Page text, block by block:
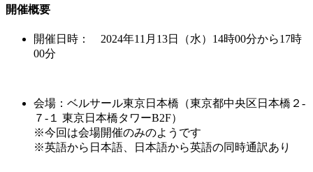
開催概要
開催日時： 2024年11月13日（水）14時00分から17時
00分
会場：ベルサール東京日本橋（東京都中央区日本橋２-
７-１ 東京日本橋タワーB2F）
※今回は会場開催のみのようです
※英語から日本語、日本語から英語の同時通訳あり